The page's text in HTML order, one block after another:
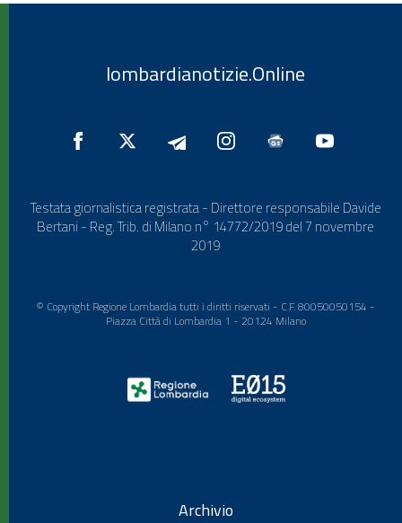
lombardianotizie.Online
Testata giornalistica registrata - Direttore responsabile Davide
Bertani - Reg. Trib. di Milano n° 14772/2019 del 7 novembre
2019
© Copyright Regione Lombardia tutti i diritti riservati - C.F. 80050050154 -
Piazza Città di Lombardia 1 - 20124 Milano
Archivio